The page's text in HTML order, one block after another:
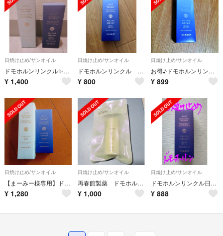
日焼け止め/サンオイル
ドモホルンリンクル✨日焼け止め＆涼花🌼
¥ 1,400
日焼け止め/サンオイル
ドモホルンリンクル 日焼け止め乳液
¥ 800
日焼け止め/サンオイル
お得♪ドモホルンリンクル やさしく守る日焼け止め
¥ 899
日焼け止め/サンオイル
【まーみー様専用】ドモホルンリンクル 日焼け止め＋ミスト
¥ 1,280
日焼け止め/サンオイル
再春館製薬 ドモホルンリンクル日焼け止め乳液
¥ 1,000
日焼け止め/サンオイル
ドモホルンリンクル日焼け止め
¥ 888